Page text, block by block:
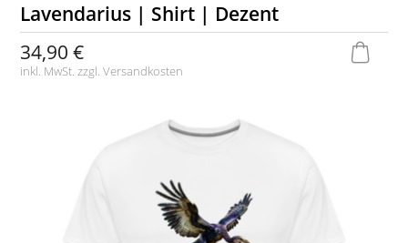
Lavendarius | Shirt | Dezent
34,90 €
inkl. MwSt. zzgl.Versandkosten